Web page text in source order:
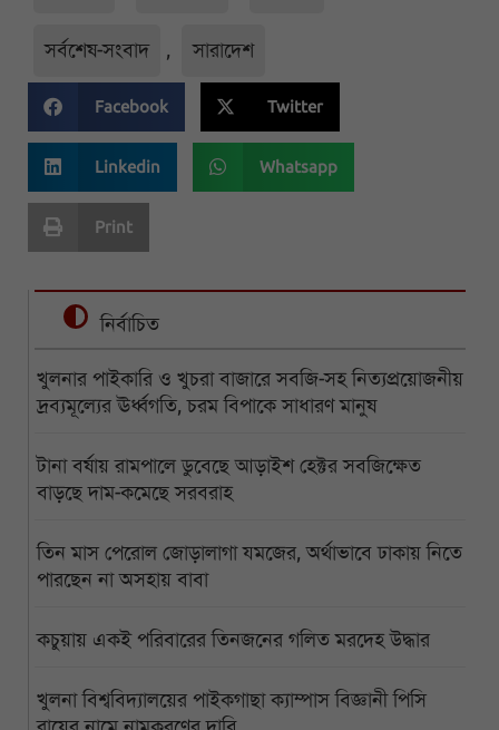
সর্বশেষ-সংবাদ , সারাদেশ
Facebook Twitter
Linkedin Whatsapp
Print
নির্বাচিত
খুলনার পাইকারি ও খুচরা বাজারে সবজি-সহ নিত্যপ্রয়োজনীয়
দ্রব্যমূল্যের ঊর্ধ্বগতি, চরম বিপাকে সাধারণ মানুষ
টানা বর্ষায় রামপালে ডুবেছে আড়াইশ হেক্টর সবজিক্ষেত
বাড়ছে দাম-কমেছে সরবরাহ
তিন মাস পেরোল জোড়ালাগা যমজের, অর্থাভাবে ঢাকায় নিতে
পারছেন না অসহায় বাবা
কচুয়ায় একই পরিবারের তিনজনের গলিত মরদেহ উদ্ধার
খুলনা বিশ্ববিদ্যালয়ের পাইকগাছা ক্যাম্পাস বিজ্ঞানী পিসি